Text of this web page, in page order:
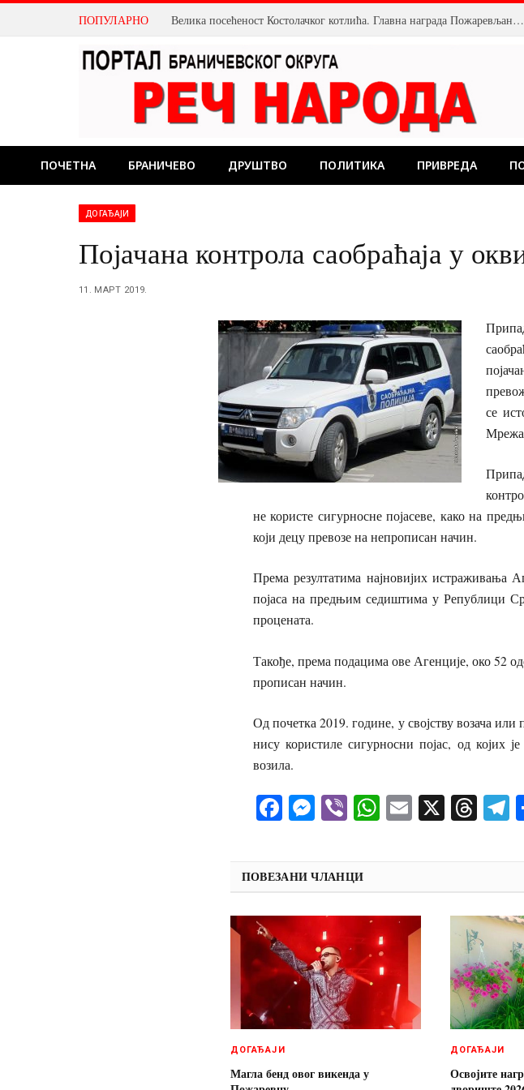
ПОПУЛАРНО Велика посећеност Костолачког котлића. Главна награда Пожаревљанину
ПОЧЕТНА БРАНИЧЕВО ДРУШТВО ПОЛИТИКА ПРИВРЕДА
ДОГАЂАЈИ
Појачана контрола саобраћаја у
11. МАРТ 2019.
се
не користе сигурносне појасеве, како на
који децу превозе на непрописан начин.
Према резултатима најновијих истраживања
појаса на предњим седиштима у Републици
процената.
Такође, према подацима ове Агенције, око 52
прописан начин.
Од почетка 2019. године, у својству возача
нису користиле сигурносни појас, од којих
возила.
Facebook
Messenger
ViberWhatsApp
Email
X
ПОВЕЗАНИ ЧЛАНЦИ
ДОГАЂАЈИ
Магла бенд овог викенда у
ДОГАЂАЈИ
Освојите